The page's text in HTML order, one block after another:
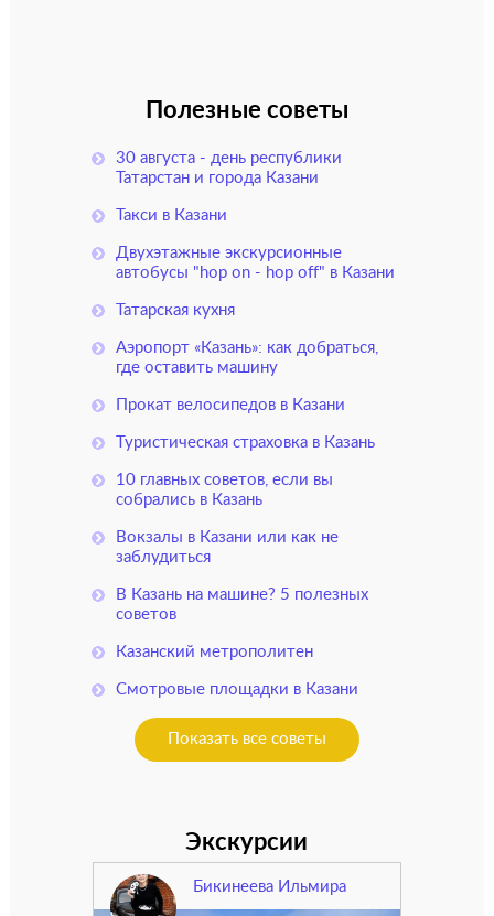
Полезные советы
30 августа - день республики
Татарстан и города Казани
Такси в Казани
Двухэтажные экскурсионные
автобусы "hop on - hop off" в Казани
Татарская кухня
Аэропорт «Казань»: как добраться,
где оставить машину
Прокат велосипедов в Казани
Туристическая страховка в Казань
10 главных советов, если вы
собрались в Казань
Вокзалы в Казани или как не
заблудиться
В Казань на машине? 5 полезных
советов
Казанский метрополитен
Смотровые площадки в Казани
Показать все советы
Экскурсии
Бикинеева Ильмира